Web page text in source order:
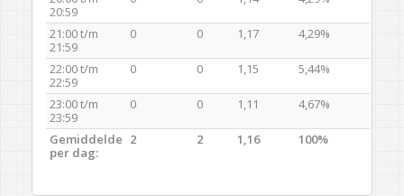
20:59
21:00 t/m
21:59
0 0 1,17 4,29%
22:00 t/m
22:59
0 0 1,15 5,44%
23:00 t/m
23:59
0 0 1,11 4,67%
Gemiddelde
per dag:
2 2 1,16 100%